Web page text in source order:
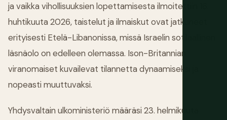
ja vaikka vihollisuuksien lopettamisesta ilmoitettiin 16.
huhtikuuta 2026, taistelut ja ilmaiskut ovat jatkuneet
erityisesti Etelä-Libanonissa, missä Israelin sotilaallinen
läsnäolo on edelleen olemassa. Ison-Britannian
viranomaiset kuvailevat tilannetta dynaamiseksi ja
nopeasti muuttuvaksi.
Yhdysvaltain ulkoministeriö määräsi 23. helmikuuta